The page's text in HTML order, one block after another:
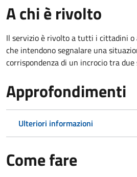
A chi è rivolto
Il servizio è rivolto a tutti i cittadini
che intendono segnalare una
corrispondenza di un incrocio tra
Approfondimenti
Ulteriori informazioni
Come fare